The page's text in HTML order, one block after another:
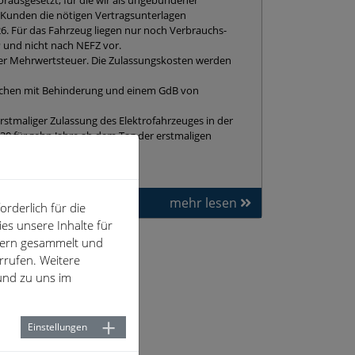
die nötigen Vertragsunterlagen
Für das Fahrzeug liegen nur noch Verbrauchs-
nicht nach NEFZ vor.
Mehrwertsteuer. Die Zulassungskosten werden
mit Behinderung und einem GdB von
Zulassung des Elektrofahrzeuges in der
für zehn Jahre ab dem Tag der erstmaligen
mehr lesen
für die
unsere Inhalte für
gesammelt und
Weitere
zu uns im
Einstellungen